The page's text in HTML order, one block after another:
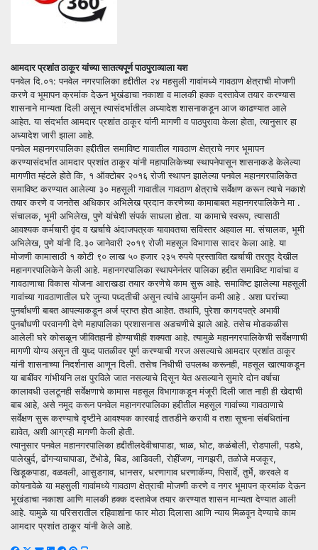
आमदार प्रशांत ठाकूर यांच्या सातत्यपूर्ण पाठपुराव्याला यश
पनवेल दि.०१: पनवेल नगरपालिका हद्दीतील २४ महसुली गावांमध्ये गावठाण क्षेत्राची मोजणी
करणे व भूमापन क्रमांक देऊन भूखंडाचा नकाशा व मालकी हक्क दस्तावेज तयार करण्यास
शासनाने मान्यता दिली असून त्यासंदर्भातील अध्यादेश शासनाकडून आज काढण्यात आले
आहेत. या संदर्भात आमदार प्रशांत ठाकूर यांनी मागणी व पाठपुरावा केला होता, त्यानुसार हा
अध्यादेश जारी झाला आहे.
पनवेल महानगरपालिका हद्दीतील समाविष्ट गावातील गावठाण क्षेत्राचे नगर भूमापन
करण्यासंदर्भात आमदार प्रशांत ठाकूर यांनी महापालिकेच्या स्थापनेपासून शासनाकडे केलेल्या
मागणीत म्हंटले होते कि, १ ऑक्टोबर २०१६ रोजी स्थापन झालेल्या पनवेल महानगरपालिकेत
समाविष्ट करण्यात आलेल्या ३० महसूली गावातील गावठाण क्षेत्राचे सर्वेक्षण करून त्याचे नकाशे
तयार करणे व जनतेस अधिकार अभिलेख प्रदान करणेच्या कामाबाबत महानगरपालिकेने मा .
संचालक, भूमी अभिलेख, पुणे यांचेशी संपर्क साधला होता. या कामाचे स्वरूप, त्यासाठी
आवश्यक कर्मचारी वृंद व खर्चाचे अंदाजपत्रक यावावतचा सविस्तर अहवाल मा. संचालक, भूमी
अभिलेख, पुणे यांनी दि.३० जानेवारी २०१९ रोजी महसूल विभागास सादर केला आहे. या
मोजणी कामासाठी १ कोटी ९० लाख ५० हजार २३५ रुपये प्रस्तावित खर्चाची तरतूद देखील
महानगरपालिकेने केली आहे. महानगरपालिका स्थापनेनंतर पालिका हद्दीत समाविष्ट गावांचा व
गावठाणाचा विकास योजना आराखडा तयार करणेचे काम सुरू आहे. समाविष्ट झालेल्या महसूली
गावांच्या गावठाणातील घरे जुन्या पध्दतीची असून त्यांचे आयुर्मान कमी आहे . अशा घरांच्या
पुनर्बांधणी बाबत आपल्याकडून अर्ज प्राप्त होत आहेत. तथापि, पुरेशा कागदपत्रे अभावी
पुनर्बांधणी परवानगी देणे महापालिका प्रशासनास अडचणीचे झाले आहे. तसेच मोडकळीस
आलेली घरे कोसळून जीवितहानी होण्याचीही शक्यता आहे. त्यामुळे महानगरपालिकेची सर्वेक्षणाची
मागणी योग्य असून ती युध्द पातळीवर पूर्ण करण्याची गरज असल्याचे आमदार प्रशांत ठाकूर
यांनी शासनाच्या निदर्शनास आणून दिली. तसेच निधीची उपलब्ध करूनही, महसूल खात्याकडून
या बाबींवर गांभीयनि लक्ष पुरविले जात नसल्याचे दिसून येत असल्याने सुमारे दोन वर्षाचा
कालावधी उलटूनही सर्वेक्षणाचे कामास महसूल विभागाकडून मंजूरी दिली जात नाही ही खेदाची
बाब आहे, असे नमूद करून पनवेल महानगरपालिका हद्दीतील महसूल गावांच्या गावठाणाचे
सर्वेक्षण सुरू करण्याचे दृष्टीने आवश्यक कारवाई तातडीने करावी व तशा सूचना संबधितांना
द्यावेत, अशी आग्रही मागणी केली होती.
त्यानुसार पनवेल महानगरपालिका हद्दीतीलदेवीचापाडा, चाळ, घोट, कळंबोली, रोडपाली, पडघे,
पालेखुर्द, ढोंगऱ्याचापाडा, टेंभोडे, बिड, आडिवली, रोहींजण, नागझरी, तळोजे मजकूर,
खिडूकपाडा, वळवली, आसुडगाव, धानसर, धरणागाव धरणाकॅम्प, पिसार्वे, तुर्भे, करवले व
कोयनावेळे या महसुली गावांमध्ये गावठाण क्षेत्राची मोजणी करणे व नगर भूमापन क्रमांक देऊन
भूखंडाचा नकाशा आणि मालकी हक्क दस्तावेज तयार करण्यात शासन मान्यता देण्यात आली
आहे. यामुळे या परिसरातील रहिवाशांना फार मोठा दिलासा आणि न्याय मिळवून देण्याचे काम
आमदार प्रशांत ठाकूर यांनी केले आहे.